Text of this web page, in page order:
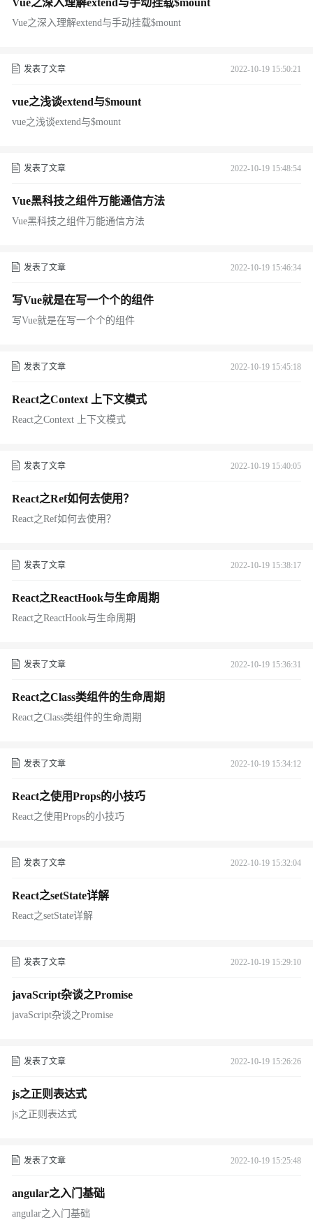
Vue之深入理解extend与手动挂载$mount
Vue之深入理解extend与手动挂载$mount
发表了文章 2022-10-19 15:50:21
vue之浅谈extend与$mount
vue之浅谈extend与$mount
发表了文章 2022-10-19 15:48:54
Vue黑科技之组件万能通信方法
Vue黑科技之组件万能通信方法
发表了文章 2022-10-19 15:46:34
写Vue就是在写一个个的组件
写Vue就是在写一个个的组件
发表了文章 2022-10-19 15:45:18
React之Context 上下文模式
React之Context 上下文模式
发表了文章 2022-10-19 15:40:05
React之Ref如何去使用？
React之Ref如何去使用？
发表了文章 2022-10-19 15:38:17
React之ReactHook与生命周期
React之ReactHook与生命周期
发表了文章 2022-10-19 15:36:31
React之Class类组件的生命周期
React之Class类组件的生命周期
发表了文章 2022-10-19 15:34:12
React之使用Props的小技巧
React之使用Props的小技巧
发表了文章 2022-10-19 15:32:04
React之setState详解
React之setState详解
发表了文章 2022-10-19 15:29:10
javaScript杂谈之Promise
javaScript杂谈之Promise
发表了文章 2022-10-19 15:26:26
js之正则表达式
js之正则表达式
发表了文章 2022-10-19 15:25:48
angular之入门基础
angular之入门基础